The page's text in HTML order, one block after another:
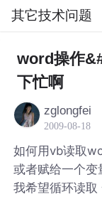
其它技术问题
其它技
word操作
下忙啊
zglongfei
2009-08-18
如何用vb读取
或者赋给一个变
我希望循环读取